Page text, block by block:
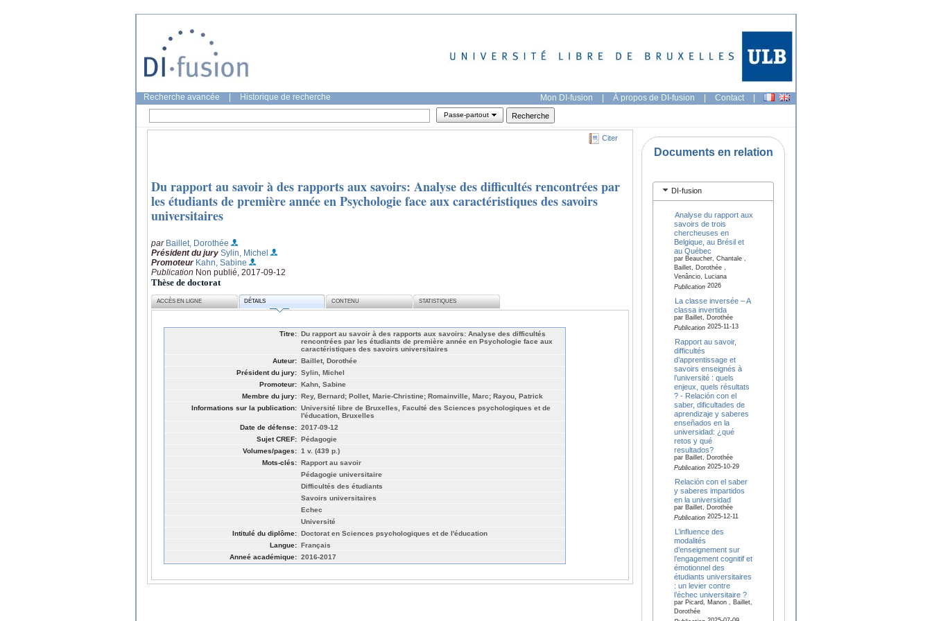
Recherche avancée Historique de recherche Mon DI-fusion | À propos de DI-fusion | Contact |
Passe-partout
Citer
Du rapport au savoir à des rapports aux savoirs: Analyse des difficultés rencontrées par
les étudiants de première année en Psychologie face aux caractéristiques des savoirs
universitaires
par Baillet, Dorothée
Président du jury Sylin, Michel
Promoteur Kahn, Sabine
Publication Non publié, 2017-09-12
Thèse de doctorat
ACCÈS EN LIGNE DÉTAILS CONTENU STATISTIQUES
Titre: Du rapport au savoir à des rapports aux savoirs: Analyse des difficultés
rencontrées par les étudiants de première année en Psychologie face aux
caractéristiques des savoirs universitaires
Auteur: Baillet, Dorothée
Président du jury: Sylin, Michel
Promoteur: Kahn, Sabine
Membre du jury: Rey, Bernard; Pollet, Marie-Christine; Romainville, Marc; Rayou, Patrick
Informations sur la publication: Université libre de Bruxelles, Faculté des Sciences psychologiques et de
l'éducation, Bruxelles
Date de défense: 2017-09-12
Sujet CREF: Pédagogie
Volumes/pages: 1 v. (439 p.)
Mots-clés: Rapport au savoir
Pédagogie universitaire
Difficultés des étudiants
Savoirs universitaires
Echec
Université
Intitulé du diplôme: Doctorat en Sciences psychologiques et de l'éducation
Langue: Français
Anneé académique: 2016-2017
Documents en relation
DI-fusion
Analyse du rapport aux
savoirs de trois
chercheuses en
Belgique, au Brésil et
au Québec
par Beaucher, Chantale ,
Baillet, Dorothée ,
Venâncio, Luciana
Publication2026
La classe inversée – A
classa invertida
par Baillet, Dorothée
Publication2025-11-13
Rapport au savoir,
difficultés
d’apprentissage et
savoirs enseignés à
l’université : quels
enjeux, quels résultats
? - Relación con el
saber, dificultades de
aprendizaje y saberes
enseñados en la
universidad: ¿qué
retos y qué
resultados?
par Baillet, Dorothée
Publication2025-10-29
Relación con el saber
y saberes impartidos
en la universidad
par Baillet, Dorothée
Publication2025-12-11
L’influence des
modalités
d’enseignement sur
l’engagement cognitif et
émotionnel des
étudiants universitaires
: un levier contre
l’échec universitaire ?
par Picard, Manon , Baillet,
Dorothée